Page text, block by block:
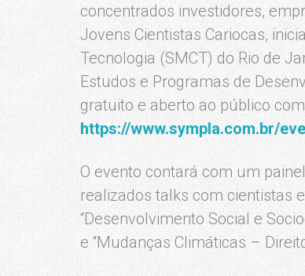
concentrados investidores,
Jovens Cientistas Cariocas,
Tecnologia (SMCT) do Rio de
Estudos e Programas de
gratuito e aberto ao público
https://www.sympla.com.br/
O evento contará com um
realizados talks com cientistas
“Desenvolvimento Social e
e “Mudanças Climáticas –